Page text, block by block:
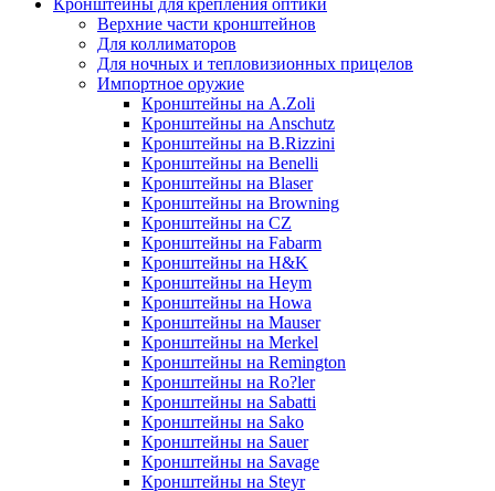
Кронштейны для крепления оптики
Верхние части кронштейнов
Для коллиматоров
Для ночных и тепловизионных прицелов
Импортное оружие
Кронштейны на A.Zoli
Кронштейны на Anschutz
Кронштейны на B.Rizzini
Кронштейны на Benelli
Кронштейны на Blaser
Кронштейны на Browning
Кронштейны на CZ
Кронштейны на Fabarm
Кронштейны на H&K
Кронштейны на Heym
Кронштейны на Howa
Кронштейны на Mauser
Кронштейны на Merkel
Кронштейны на Remington
Кронштейны на Ro?ler
Кронштейны на Sabatti
Кронштейны на Sako
Кронштейны на Sauer
Кронштейны на Savage
Кронштейны на Steyr